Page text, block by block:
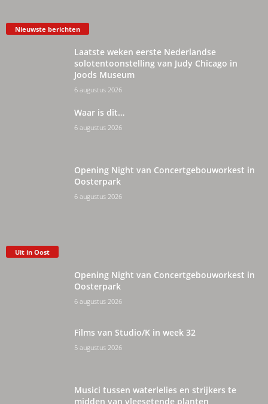
Nieuwste berichten
Laatste weken eerste Nederlandse
solotentoonstelling van Judy Chicago in
Joods Museum
6 augustus 2026
Waar is dit…
6 augustus 2026
Opening Night van Concertgebouworkest in
Oosterpark
6 augustus 2026
Uit in Oost
Opening Night van Concertgebouworkest in
Oosterpark
6 augustus 2026
Films van Studio/K in week 32
5 augustus 2026
Musici tussen waterlelies en strijkers te
midden van vleesetende planten